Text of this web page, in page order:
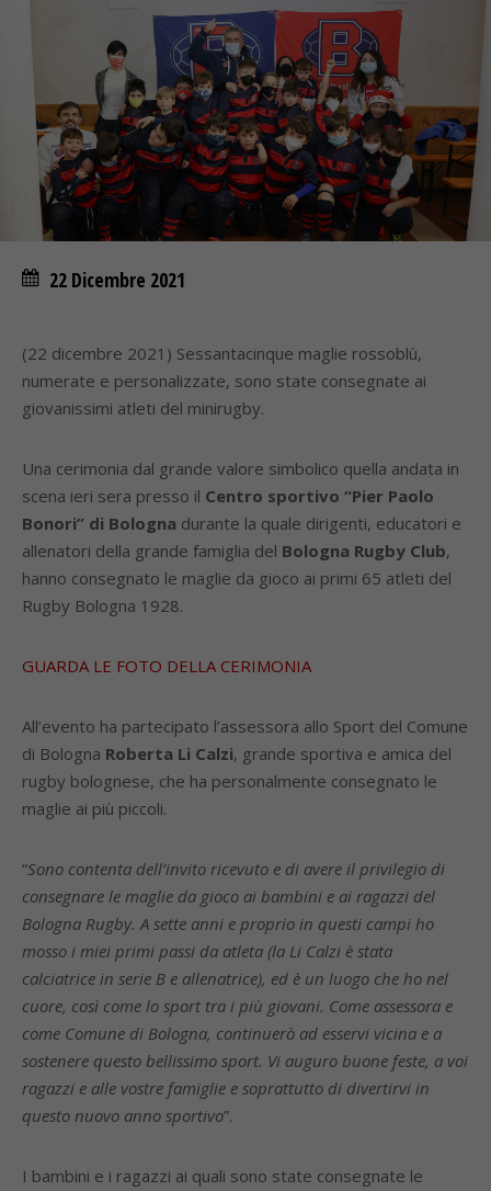
22 Dicembre 2021
(22 dicembre 2021) Sessantacinque maglie rossoblù,
numerate e personalizzate, sono state consegnate ai
giovanissimi atleti del minirugby.
Una cerimonia dal grande valore simbolico quella andata in
scena ieri sera presso il Centro sportivo “Pier Paolo
Bonori” di Bologna durante la quale dirigenti, educatori e
allenatori della grande famiglia del Bologna Rugby Club,
hanno consegnato le maglie da gioco ai primi 65 atleti del
Rugby Bologna 1928.
GUARDA LE FOTO DELLA CERIMONIA
All’evento ha partecipato l’assessora allo Sport del Comune
di Bologna Roberta Li Calzi, grande sportiva e amica del
rugby bolognese, che ha personalmente consegnato le
maglie ai più piccoli.
“Sono contenta dell’invito ricevuto e di avere il privilegio di
consegnare le maglie da gioco ai bambini e ai ragazzi del
Bologna Rugby. A sette anni e proprio in questi campi ho
mosso i miei primi passi da atleta (la Li Calzi è stata
calciatrice in serie B e allenatrice), ed è un luogo che ho nel
cuore, così come lo sport tra i più giovani. Come assessora e
come Comune di Bologna, continuerò ad esservi vicina e a
sostenere questo bellissimo sport. Vi auguro buone feste, a voi
ragazzi e alle vostre famiglie e soprattutto di divertirvi in
questo nuovo anno sportivo”.
I bambini e i ragazzi ai quali sono state consegnate le